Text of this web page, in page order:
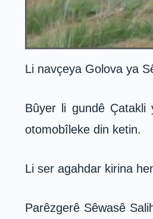
Li navçeya Golova ya
Bûyer li gundê
otomobîleke din ketin.
Li ser agahdar kirina
Parêzgerê Sêwasê